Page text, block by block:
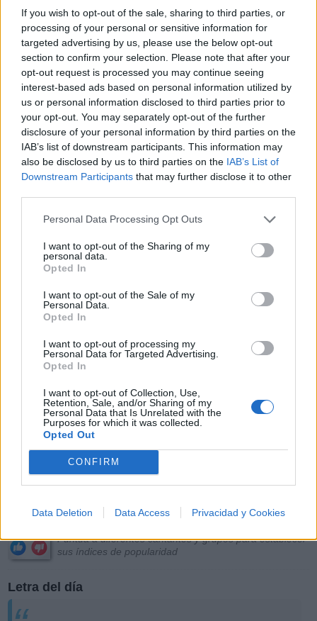
If you wish to opt-out of the sale, sharing to third parties, or
processing of your personal or sensitive information for
targeted advertising by us, please use the below opt-out
section to confirm your selection. Please note that after your
opt-out request is processed you may continue seeing
interest-based ads based on personal information utilized by
us or personal information disclosed to third parties prior to
your opt-out. You may separately opt-out of the further
disclosure of your personal information by third parties on the
IAB’s list of downstream participants. This information may
also be disclosed by us to third parties on the IAB’s List of
Downstream Participants that may further disclose it to other
Personal Data Processing Opt Outs
I want to opt-out of the Sharing of my
personal data.
Opted In
I want to opt-out of the Sale of my
Personal Data.
Opted In
I want to opt-out of processing my
Personal Data for Targeted Advertising.
Opted In
I want to opt-out of Collection, Use,
Retention, Sale, and/or Sharing of my
Personal Data that Is Unrelated with the
Purposes for which it was collected.
Opted Out
CONFIRM
Data Deletion Data Access Privacidad y Cookies
Añadir un comentario ...
🪐🚀 Canciones para Ver las Estrellas:
Psicodelia y Space Rock 🎸✨
🌌🚀 Viaje intergaláctico: la mejor selección de
psicodelia, space rock y atmósferas cósmicas para
tus noches de astronomía. 🪐🎸 Desconecta, mira
al firmamento y siente la gravedad cero. 💾 ¡Guarda
esta colección para tu próxima noche estrellada!
✨⭐
Letras Top Artistas Playlists
B C D E F G H I J K L
Puntúa a diferentes cantantes y grupos para establecer
sus índices de popularidad
Letra del día